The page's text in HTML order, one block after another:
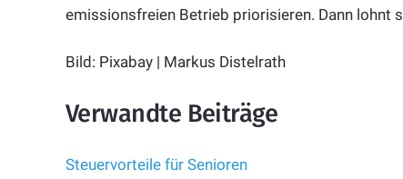
emissionsfreien Betrieb priorisieren. Dann lohnt
Bild: Pixabay | Markus Distelrath
Verwandte Beiträge
Steuervorteile für Senioren